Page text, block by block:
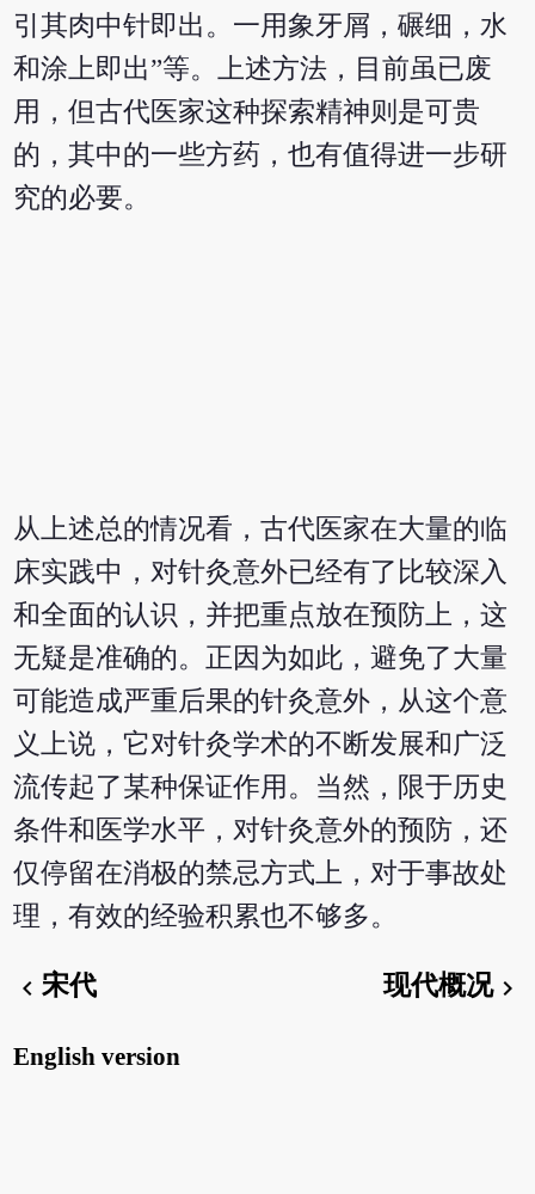
引其肉中针即出。一用象牙屑，碾细，水
和涂上即出”等。上述方法，目前虽已废
用，但古代医家这种探索精神则是可贵
的，其中的一些方药，也有值得进一步研
究的必要。
从上述总的情况看，古代医家在大量的临
床实践中，对针灸意外已经有了比较深入
和全面的认识，并把重点放在预防上，这
无疑是准确的。正因为如此，避免了大量
可能造成严重后果的针灸意外，从这个意
义上说，它对针灸学术的不断发展和广泛
流传起了某种保证作用。当然，限于历史
条件和医学水平，对针灸意外的预防，还
仅停留在消极的禁忌方式上，对于事故处
理，有效的经验积累也不够多。
chevron_left宋代 现代概况chevron_right
English version